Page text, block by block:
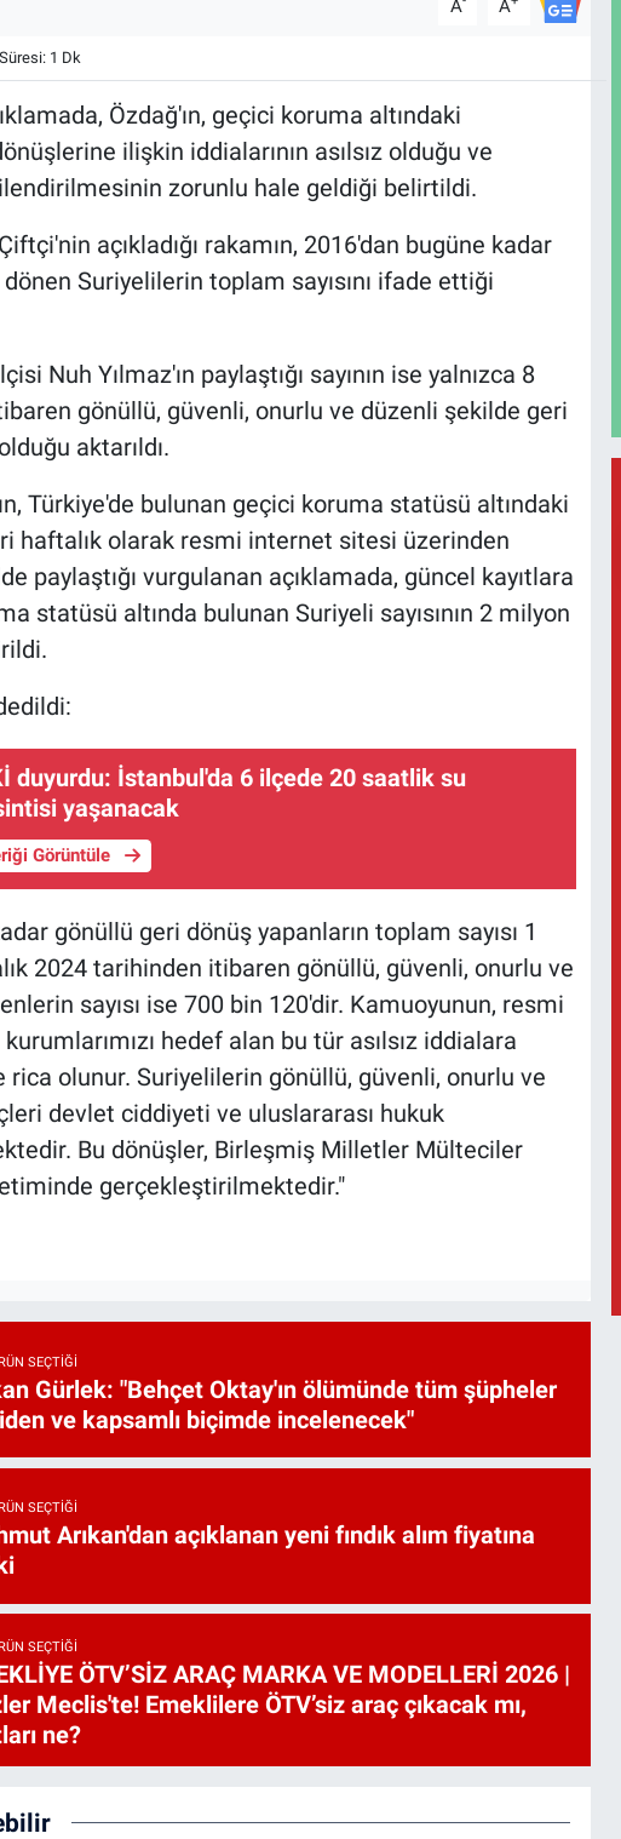
A A
1 Dk
Özdağ'ın, geçici koruma altındaki
ilişkin iddialarının asılsız olduğu ve
zorunlu hale geldiği belirtildi.
açıkladığı rakamın, 2016'dan bugüne kadar
Suriyelilerin toplam sayısını ifade ettiği
Nuh Yılmaz'ın paylaştığı sayının ise yalnızca 8
gönüllü, güvenli, onurlu ve düzenli şekilde geri
aktarıldı.
Türkiye'de bulunan geçici koruma statüsü altındaki
haftalık olarak resmi internet sitesi üzerinden
paylaştığı vurgulanan açıklamada, güncel kayıtlara
statüsü altında bulunan Suriyeli sayısının 2 milyon
duyurdu: İstanbul'da 6 ilçede 20 saatlik su
yaşanacak
Görüntüle
gönüllü geri dönüş yapanların toplam sayısı 1
2024 tarihinden itibaren gönüllü, güvenli, onurlu ve
sayısı ise 700 bin 120'dir. Kamuoyunun, resmi
hedef alan bu tür asılsız iddialara
olunur. Suriyelilerin gönüllü, güvenli, onurlu ve
devlet ciddiyeti ve uluslararası hukuk
Bu dönüşler, Birleşmiş Milletler Mülteciler
gerçekleştirilmektedir."
SEÇTIĞI
Gürlek: "Behçet Oktay'ın ölümünde tüm şüpheler
ve kapsamlı biçimde incelenecek"
SEÇTIĞI
Arıkan'dan açıklanan yeni fındık alım fiyatına
SEÇTIĞI
ÖTV’SİZ ARAÇ MARKA VE MODELLERİ 2026 |
Meclis'te! Emeklilere ÖTV’siz araç çıkacak mı,
ne?